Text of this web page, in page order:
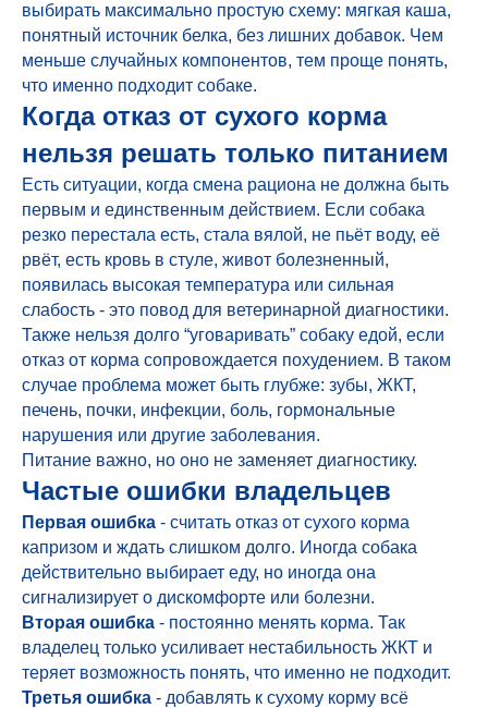
выбирать максимально простую схему: мягкая каша,
понятный источник белка, без лишних добавок. Чем
меньше случайных компонентов, тем проще понять,
что именно подходит собаке.
Когда отказ от сухого корма
нельзя решать только питанием
Есть ситуации, когда смена рациона не должна быть
первым и единственным действием. Если собака
резко перестала есть, стала вялой, не пьёт воду, её
рвёт, есть кровь в стуле, живот болезненный,
появилась высокая температура или сильная
слабость - это повод для ветеринарной диагностики.
Также нельзя долго “уговаривать” собаку едой, если
отказ от корма сопровождается похудением. В таком
случае проблема может быть глубже: зубы, ЖКТ,
печень, почки, инфекции, боль, гормональные
нарушения или другие заболевания.
Питание важно, но оно не заменяет диагностику.
Частые ошибки владельцев
Первая ошибка - считать отказ от сухого корма
капризом и ждать слишком долго. Иногда собака
действительно выбирает еду, но иногда она
сигнализирует о дискомфорте или болезни.
Вторая ошибка - постоянно менять корма. Так
владелец только усиливает нестабильность ЖКТ и
теряет возможность понять, что именно не подходит.
Третья ошибка - добавлять к сухому корму всё